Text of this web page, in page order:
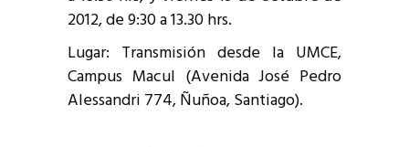
2012, de 9:30 a 13.30 hrs.
Lugar: Transmisión desde la UMCE,
Campus Macul (Avenida José Pedro
Alessandri 774, Ñuñoa, Santiago).